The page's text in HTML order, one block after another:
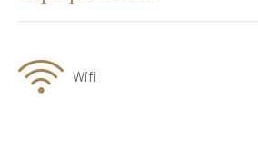
Wifi